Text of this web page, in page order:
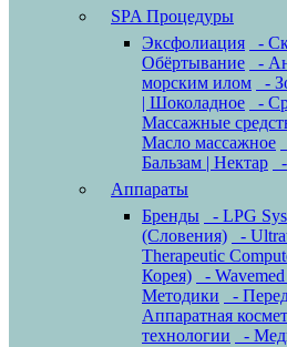
SPA Процедуры
Эксфолиация
-
Обёртывание
-
морским илом
-
| Шоколадное
-
Массажные
Масло массажное
Бальзам | Нектар
Аппараты
Бренды
- LPG
(Словения)
-
Therapeutic
Корея)
-
Методики
-
Аппаратная
технологии
-